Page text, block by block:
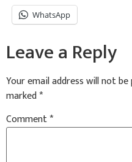
WhatsApp
Leave a Reply
Your email address will not be
marked*
Comment*